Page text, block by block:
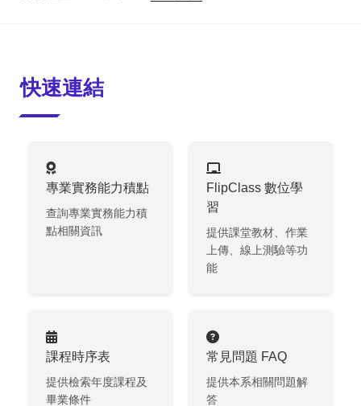
快速連結
專業實務能力積點
查詢專業實務能力積
點相關資訊
FlipClass 數位學
習
提供課堂教材、作業
上傳、線上測驗等功
能
課程時序表
提供檢索年度課程及
畢業條件
常見問題 FAQ
提供本系相關問題解
答